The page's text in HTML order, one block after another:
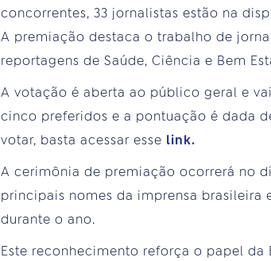
concorrentes, 33 jornalistas estão na
A premiação destaca o trabalho de
reportagens de Saúde, Ciência e Bem
A votação é aberta ao público geral e
cinco preferidos e a pontuação é dada
votar, basta acessar esse link.
A cerimônia de premiação ocorrerá no
principais nomes da imprensa brasileira
durante o ano.
Este reconhecimento reforça o papel da